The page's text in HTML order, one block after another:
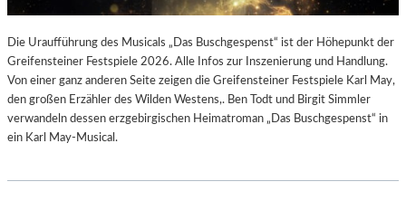
Die Uraufführung des Musicals „Das Buschgespenst“ ist der Höhepunkt der
Greifensteiner Festspiele 2026. Alle Infos zur Inszenierung und Handlung.
Von einer ganz anderen Seite zeigen die Greifensteiner Festspiele Karl May,
den großen Erzähler des Wilden Westens,. Ben Todt und Birgit Simmler
verwandeln dessen erzgebirgischen Heimatroman „Das Buschgespenst“ in
ein Karl May-Musical.